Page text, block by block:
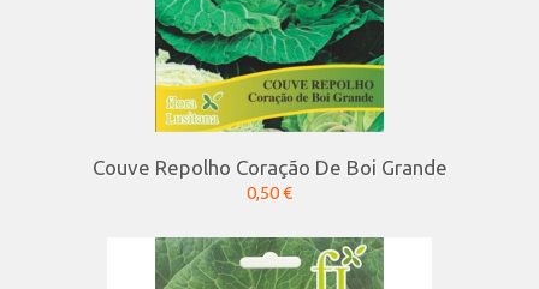
Couve Repolho Coração De Boi Grande
0,50 €